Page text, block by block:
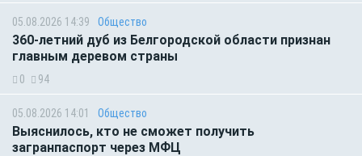
05.08.2026 14:39 Общество
360-летний дуб из Белгородской области признан
главным деревом страны
0 94
05.08.2026 14:01 Общество
Выяснилось, кто не сможет получить
загранпаспорт через МФЦ